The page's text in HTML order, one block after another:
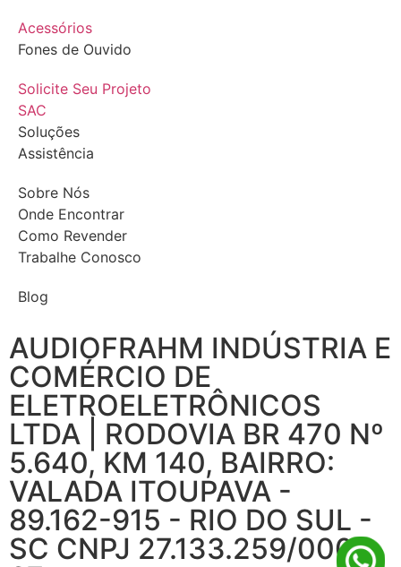
Acessórios
Fones de Ouvido
Solicite Seu Projeto
SAC
Soluções
Assistência
Sobre Nós
Onde Encontrar
Como Revender
Trabalhe Conosco
Blog
AUDIOFRAHM INDÚSTRIA E
COMÉRCIO DE
ELETROELETRÔNICOS
LTDA | RODOVIA BR 470 Nº
5.640, KM 140, BAIRRO:
VALADA ITOUPAVA -
89.162-915 - RIO DO SUL -
SC CNPJ 27.133.259/0001-